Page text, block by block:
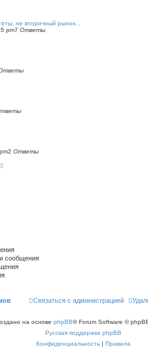
не вторичный рынок...
pm7 Ответы
2 Ответы
сообщения
Связаться с администрацией
на основе phpBB® Forum Software ©
Русская поддержка phpBB
Конфиденциальность | Правила